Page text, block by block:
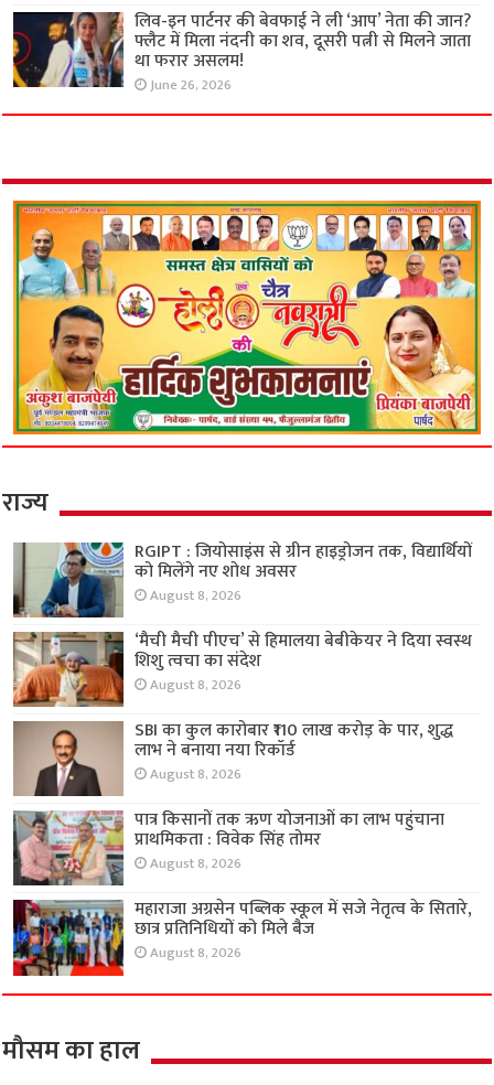
लिव-इन पार्टनर की बेवफाई ने ली ‘आप’ नेता की जान?
फ्लैट में मिला नंदनी का शव, दूसरी पत्नी से मिलने जाता
था फरार असलम!
June 26, 2026
राज्य
RGIPT : जियोसाइंस से ग्रीन हाइड्रोजन तक, विद्यार्थियों
को मिलेंगे नए शोध अवसर
August 8, 2026
‘मैची मैची पीएच’ से हिमालया बेबीकेयर ने दिया स्वस्थ
शिशु त्वचा का संदेश
August 8, 2026
SBI का कुल कारोबार ₹110 लाख करोड़ के पार, शुद्ध
लाभ ने बनाया नया रिकॉर्ड
August 8, 2026
पात्र किसानों तक ऋण योजनाओं का लाभ पहुंचाना
प्राथमिकता : विवेक सिंह तोमर
August 8, 2026
महाराजा अग्रसेन पब्लिक स्कूल में सजे नेतृत्व के सितारे,
छात्र प्रतिनिधियों को मिले बैज
August 8, 2026
मौसम का हाल